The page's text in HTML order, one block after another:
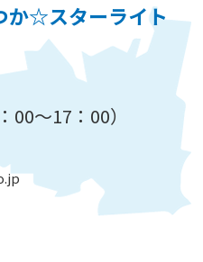
か☆スターライト
～17：00）